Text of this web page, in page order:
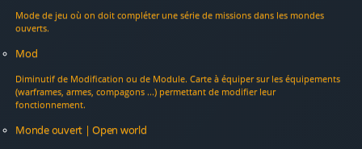
Mode de jeu où on doit compléter une série de missions dans les mondes
ouverts.
Mod
Diminutif de Modification ou de Module. Carte à équiper sur les équipements
(warframes, armes, compagons ...) permettant de modifier leur
fonctionnement.
Monde ouvert | Open world